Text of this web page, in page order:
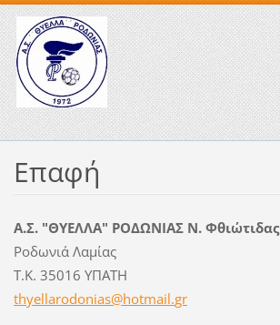
Επαφή
Α.Σ. "ΘΥΕΛΛΑ" ΡΟΔΩΝΙΑΣ Ν. Φθιώτιδας
Ροδωνιά Λαμίας
Τ.Κ. 35016 ΥΠΑΤΗ
thyellarodonias@hotmail.gr